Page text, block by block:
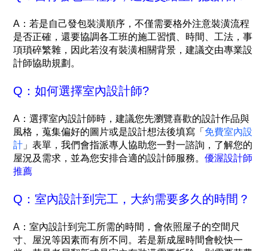
A：若是自己發包裝潢順序，不僅需要格外注意裝潢流程
是否正確，還要協調各工班的施工習慣、時間、工法，事
項瑣碎繁雜，因此若沒有裝潢相關背景，建議交由專業設
計師協助規劃。
Q：如何選擇室內設計師?
A：選擇室內設計師時，建議您先瀏覽喜歡的設計作品與
風格，蒐集偏好的圖片或是設計想法後填寫「 免費室內設
計 」表單，我們會指派專人協助您一對一諮詢，了解您的
屋況及需求，並為您安排合適的設計師服務。優渥設計師
推薦
Q：室內設計到完工，大約需要多久的時間？
A：室內設計到完工所需的時間，會依照屋子的空間尺
寸、屋況等因素而有所不同。若是新成屋時間會較快一